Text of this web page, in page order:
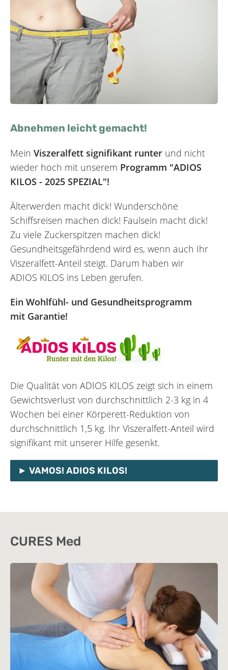
Abnehmen leicht gemacht!
Mein Viszeralfett signifikant runter und nicht
wieder hoch mit unserem Programm "ADIOS
KILOS - 2025 SPEZIAL"!
Älterwerden macht dick! Wunderschöne
Schiffsreisen machen dick! Faulsein macht dick!
Zu viele Zuckerspitzen machen dick!
Gesundheits­gefährdend wird es, wenn auch Ihr
Viszeralfett-Anteil steigt. Darum haben wir
ADIOS KILOS ins Leben gerufen.
Ein Wohlfühl- und Gesundheits­programm
mit Garantie!
Die Qualität von ADIOS KILOS zeigt sich in einem
Gewichts­verlust von durch­schnittlich 2-3 kg in 4
Wochen bei einer Körperett-Reduktion von
durch­schnittlich 1,5 kg. Ihr Viszeralfett-Anteil wird
signifikant mit unserer Hilfe gesenkt.
VAMOS! ADIOS KILOS!
CURES Med